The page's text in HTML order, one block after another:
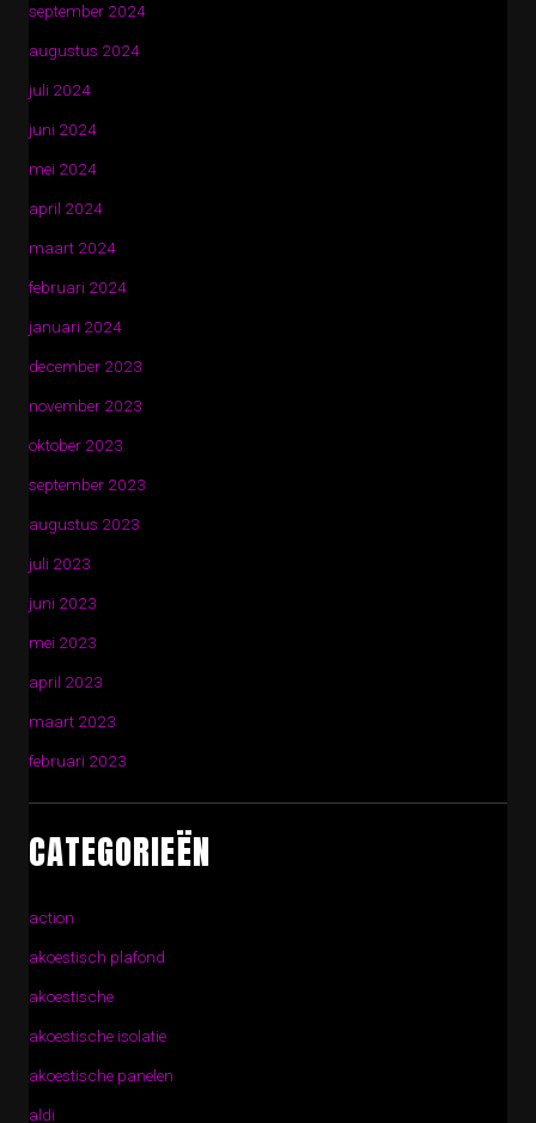
september 2024
augustus 2024
juli 2024
juni 2024
mei 2024
april 2024
maart 2024
februari 2024
januari 2024
december 2023
november 2023
oktober 2023
september 2023
augustus 2023
juli 2023
juni 2023
mei 2023
april 2023
maart 2023
februari 2023
CATEGORIEËN
action
akoestisch plafond
akoestische
akoestische isolatie
akoestische panelen
aldi